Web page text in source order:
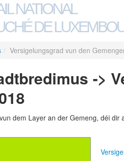
NATIONAL
DE
/ Versigelungsgrad vun den
->
dem Layer an der Gemeng, déi